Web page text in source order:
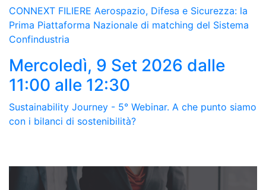
CONNEXT FILIERE Aerospazio, Difesa e Sicurezza: la
Prima Piattaforma Nazionale di matching del Sistema
Confindustria
Mercoledì, 9 Set 2026 dalle
11:00 alle 12:30
Sustainability Journey - 5° Webinar. A che punto siamo
con i bilanci di sostenibilità?